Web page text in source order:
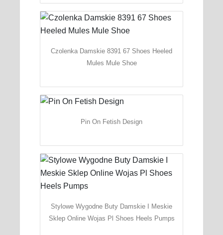
Czolenka Damskie 8391 67 Shoes Heeled
Mules Mule Shoe
Pin On Fetish Design
Stylowe Wygodne Buty Damskie I Meskie
Sklep Online Wojas Pl Shoes Heels Pumps